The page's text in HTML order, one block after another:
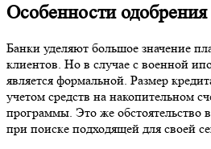
Особенности одобрения
Банки уделяют большое значение
клиентов. Но в случае с военной
является формальной. Размер
учетом средств на накопительном
программы. Это же обстоятельство
при поиске подходящей для своей